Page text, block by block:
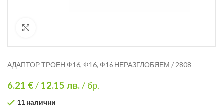
АДАПТОР ТРОЕН Ф16, Ф16, Ф16 НЕРАЗГЛОБЯЕМ / 2808
6.21 €/ 12.15 лв./ бр.
11 налични